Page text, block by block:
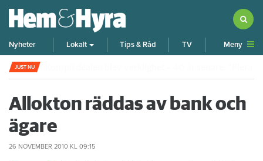
Nyheter Lokalt Tips & Råd TV Meny
JUST NU
Allokton räddas av bank och
ägare
26 NOVEMBER 2010 KL 09:15